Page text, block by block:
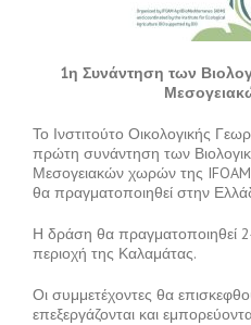
1η Συνάντηση των
Το Ινστιτούτο Οικολογικής
πρώτη συνάντηση των
Μεσογειακών χωρών της
θα πραγματοποιηθεί στην
Η δράση θα πραγματοποιηθεί
περιοχή της Καλαμάτας.
Οι συμμετέχοντες θα
επεξεργάζονται και